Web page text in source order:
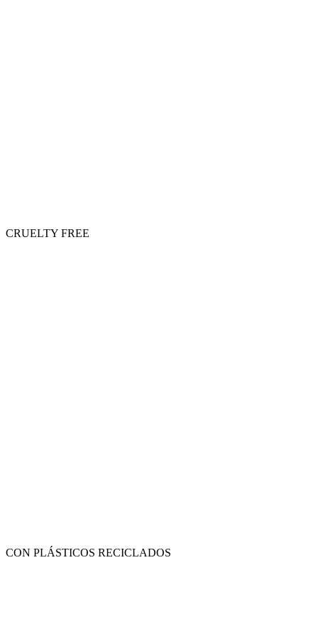
CRUELTY FREE
CON PLÁSTICOS RECICLADOS